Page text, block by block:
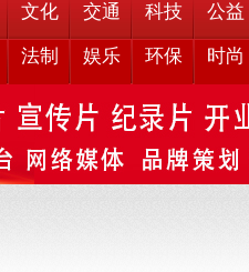
文化 交通 科技 公益
法制 娱乐 环保 时尚